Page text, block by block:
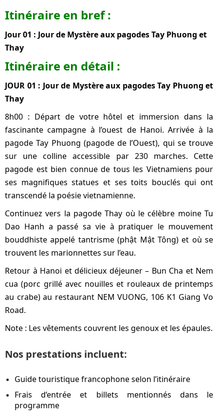
Itinéraire en bref :
Jour 01 : Jour de Mystère aux pagodes Tay Phuong et
Thay
Itinéraire en détail :
JOUR 01 : Jour de Mystère aux pagodes Tay Phuong et
Thay
8h00 : Départ de votre hôtel et immersion dans la
fascinante campagne à l’ouest de Hanoi. Arrivée à la
pagode Tay Phuong (pagode de l’Ouest), qui se trouve
sur une colline accessible par 230 marches. Cette
pagode est bien connue de tous les Vietnamiens pour
ses magnifiques statues et ses toits bouclés qui ont
transcendé la poésie vietnamienne.
Continuez vers la pagode Thay où le célèbre moine Tu
Dao Hanh a passé sa vie à pratiquer le mouvement
bouddhiste appelé tantrisme (phật Mật Tông) et où se
trouvent les marionnettes sur l’eau.
Retour à Hanoi et délicieux déjeuner – Bun Cha et Nem
cua (porc grillé avec nouilles et rouleaux de printemps
au crabe) au restaurant NEM VUONG, 106 K1 Giang Vo
Road.
Note : Les vêtements couvrent les genoux et les épaules.
Nos prestations incluent:
Guide touristique francophone selon l’itinéraire
Frais d’entrée et billets mentionnés dans le
programme